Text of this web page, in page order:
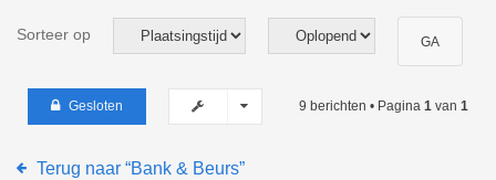
Sorteer op
Gesloten 9 berichten • Pagina 1 van 1
Terug naar “Bank & Beurs”